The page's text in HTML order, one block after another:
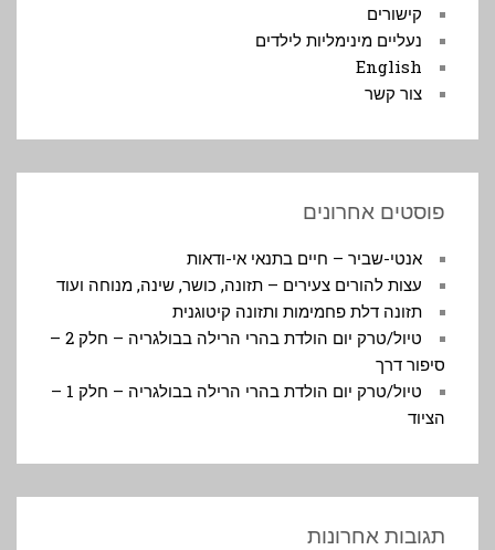
קישורים
נעליים מינימליות לילדים
English
צור קשר
פוסטים אחרונים
אנטי-שביר – חיים בתנאי אי-ודאות
עצות להורים צעירים – תזונה, כושר, שינה, מנוחה ועוד
תזונה דלת פחמימות ותזונה קיטוגנית
טיול/טרק יום הולדת בהרי הרילה בבולגריה – חלק 2 –
סיפור דרך
טיול/טרק יום הולדת בהרי הרילה בבולגריה – חלק 1 –
הציוד
תגובות אחרונות